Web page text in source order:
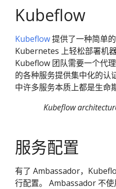
Kubeflow
Kubeflow提供了一种简单
Kubernetes 上轻松部署机
Kubeflow 团队需要一个代
的各种服务提供集中化的
中许多服务本质上都是生命
Kubeflow
服务配置
有了 Ambassador，
行配置。 Ambassador 不